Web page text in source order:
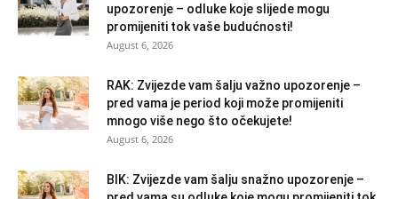
upozorenje – odluke koje slijede mogu
promijeniti tok vaše budućnosti!
August 6, 2026
RAK: Zvijezde vam šalju važno upozorenje –
pred vama je period koji može promijeniti
mnogo više nego što očekujete!
August 6, 2026
BIK: Zvijezde vam šalju snažno upozorenje –